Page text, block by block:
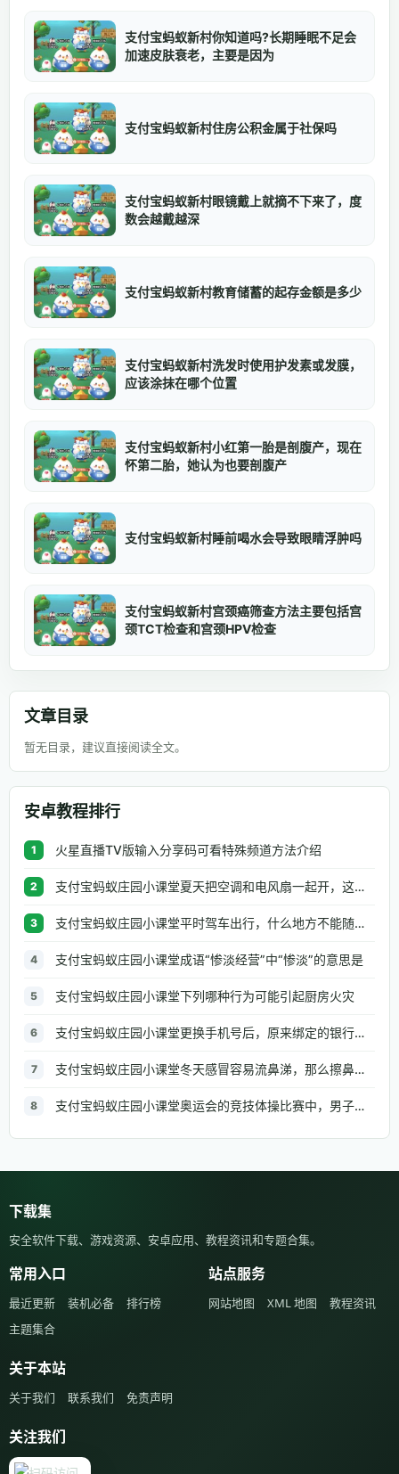
支付宝蚂蚁新村你知道吗?长期睡眠不足会
加速皮肤衰老，主要是因为
支付宝蚂蚁新村住房公积金属于社保吗
支付宝蚂蚁新村眼镜戴上就摘不下来了，度
数会越戴越深
支付宝蚂蚁新村教育储蓄的起存金额是多少
支付宝蚂蚁新村洗发时使用护发素或发膜，
应该涂抹在哪个位置
支付宝蚂蚁新村小红第一胎是剖腹产，现在
怀第二胎，她认为也要剖腹产
支付宝蚂蚁新村睡前喝水会导致眼睛浮肿吗
支付宝蚂蚁新村宫颈癌筛查方法主要包括宫
颈TCT检查和宫颈HPV检查
文章目录
暂无目录，建议直接阅读全文。
安卓教程排行
1 火星直播TV版输入分享码可看特殊频道方法介绍
2 支付宝蚂蚁庄园小课堂夏天把空调和电风扇一起开，这种做法
3 支付宝蚂蚁庄园小课堂平时驾车出行，什么地方不能随便停车
4 支付宝蚂蚁庄园小课堂成语“惨淡经营”中“惨淡”的意思是
5 支付宝蚂蚁庄园小课堂下列哪种行为可能引起厨房火灾
6 支付宝蚂蚁庄园小课堂更换手机号后，原来绑定的银行信息需要修改吗
7 支付宝蚂蚁庄园小课堂冬天感冒容易流鼻涕，那么擦鼻涕的正确做法是
8 支付宝蚂蚁庄园小课堂奥运会的竞技体操比赛中，男子组和女子组都有的项目是
下载集
安全软件下载、游戏资源、安卓应用、教程资讯和专题合集。
常用入口
最近更新 装机必备
排行榜
主题集合
站点服务
网站地图 XML 地图 教程资讯
关于本站
关于我们 联系我们 免责声明
关注我们